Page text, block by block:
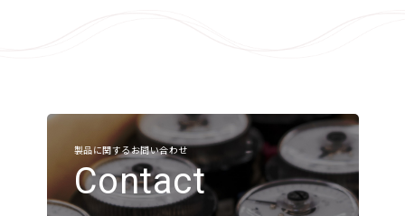
お知らせ
製品に関するお問い合わせ
Contact